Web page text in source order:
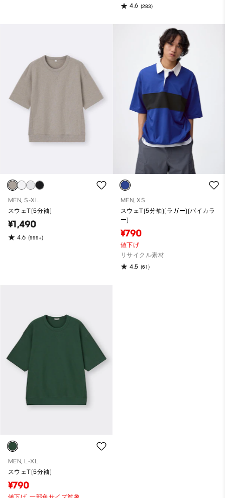
4.6 (283)
MEN, S-XL
スウェT(5分袖)
¥1,490
4.6 (999+)
MEN, XS
スウェT(5分袖)(ラガー)(バイカラ
ー)
¥790
値下げ
リサイクル素材
4.5 (61)
MEN, L-XL
スウェT(5分袖)
¥790